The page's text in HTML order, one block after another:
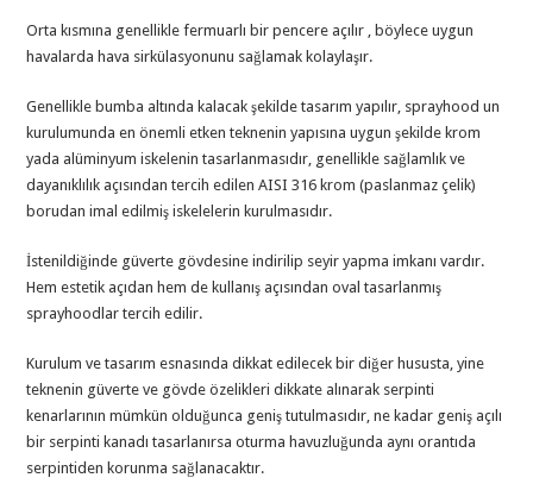
Orta kısmına genellikle fermuarlı bir pencere açılır , böylece uygun
havalarda hava sirkülasyonunu sağlamak kolaylaşır.
Genellikle bumba altında kalacak şekilde tasarım yapılır, sprayhood un
kurulumunda en önemli etken teknenin yapısına uygun şekilde krom
yada alüminyum iskelenin tasarlanmasıdır, genellikle sağlamlık ve
dayanıklılık açısından tercih edilen AISI 316 krom (paslanmaz çelik)
borudan imal edilmiş iskelelerin kurulmasıdır.
İstenildiğinde güverte gövdesine indirilip seyir yapma imkanı vardır.
Hem estetik açıdan hem de kullanış açısından oval tasarlanmış
sprayhoodlar tercih edilir.
Kurulum ve tasarım esnasında dikkat edilecek bir diğer hususta, yine
teknenin güverte ve gövde özelikleri dikkate alınarak serpinti
kenarlarının mümkün olduğunca geniş tutulmasıdır, ne kadar geniş açılı
bir serpinti kanadı tasarlanırsa oturma havuzluğunda aynı orantıda
serpintiden korunma sağlanacaktır.